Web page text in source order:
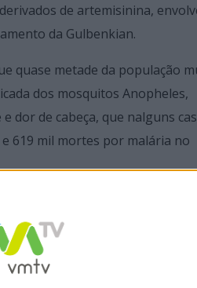
de artemisinina,
da Gulbenkian.
quase metade da população
dos mosquitos Anopheles,
dor de cabeça, que nalguns
619 mil mortes por malária no